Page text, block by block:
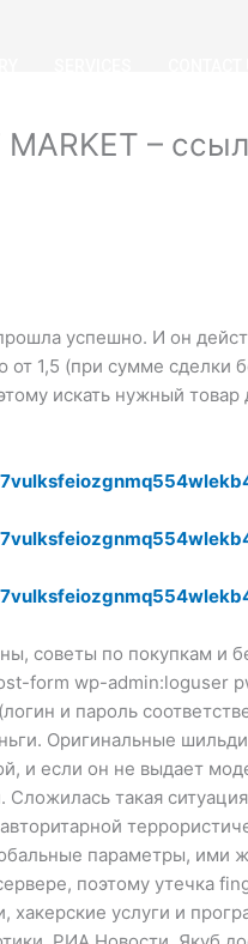
–
успешно. И он
1,5 (при сумме
искать нужный
советы по покупкам и
form wp-admin:loguser
и пароль
Оригинальные
и если он не выдает
такая
параметры, ими
поэтому утечка
услуги и